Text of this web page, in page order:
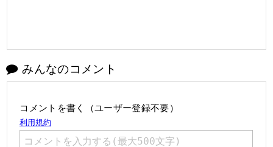
みんなのコメント
コメントを書く（ユーザー登録不要）